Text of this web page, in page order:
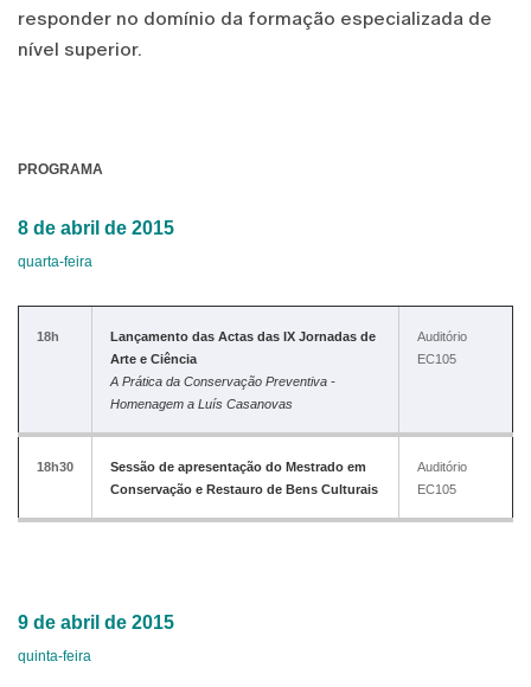
responder no domínio da formação especializada de
nível superior.
PROGRAMA
8 de abril de 2015
quarta-feira
18h
Lançamento das Actas das IX Jornadas de
Arte e Ciência
A Prática da Conservação Preventiva -
Homenagem a Luís Casanovas
Auditório
EC105
18h30
Sessão de apresentação do Mestrado em
Conservação e Restauro de Bens Culturais
Auditório
EC105
9 de abril de 2015
quinta-feira